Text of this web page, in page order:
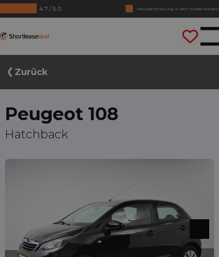
4.7 / 5.0
Hausvermietung in den Niederlanden
Keine Jahrezahlen benötigt
Lass uns gleich losfahren
Zurück
Peugeot 108
Hatchback